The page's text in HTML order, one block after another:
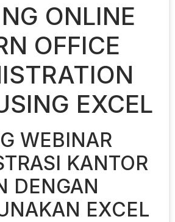
ONLINE
OFFICE
EXCEL
WEBINAR
KANTOR
DENGAN
EXCEL